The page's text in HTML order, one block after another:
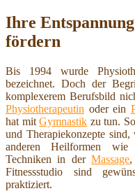
Ihre
fördern
Bis 1994 wurde
bezeichnet. Doch der
komplexerem Berufsbild
Physiotherapeutin oder ein
hat mitGymnastik zu tun.
und Therapiekonzepte
anderen Heilformen
Techniken in derMassage,
Fitnessstudio sind
praktiziert.